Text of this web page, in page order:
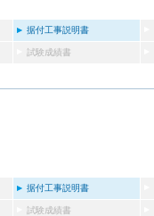
据付工事説明書
試験成績書
据付工事説明書
試験成績書